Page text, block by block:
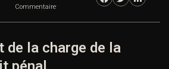
Commentaire
de la charge de la